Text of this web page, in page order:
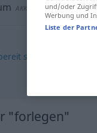
AKK
sein
"forlegen"
und/oder
Werbung und
Liste der